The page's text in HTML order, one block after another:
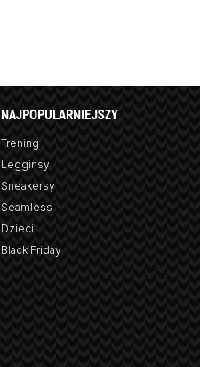
NAJPOPULARNIEJSZY
Trening
Legginsy
Sneakersy
Seamless
Dzieci
Black Friday